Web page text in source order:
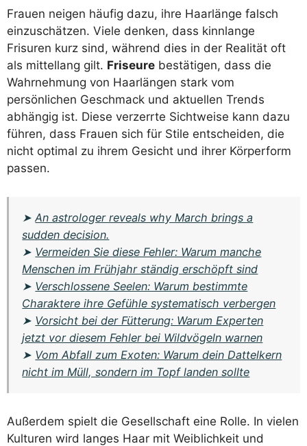
Frauen neigen häufig dazu, ihre Haarlänge falsch
einzuschätzen. Viele denken, dass kinnlange
Frisuren kurz sind, während dies in der Realität oft
als mittellang gilt. Friseure bestätigen, dass die
Wahrnehmung von Haarlängen stark vom
persönlichen Geschmack und aktuellen Trends
abhängig ist. Diese verzerrte Sichtweise kann dazu
führen, dass Frauen sich für Stile entscheiden, die
nicht optimal zu ihrem Gesicht und ihrer Körperform
passen.
➤An astrologer reveals why March brings a
sudden decision.
➤ Vermeiden Sie diese Fehler: Warum manche
Menschen im Frühjahr ständig erschöpft sind
➤ Verschlossene Seelen: Warum bestimmte
Charaktere ihre Gefühle systematisch verbergen
➤ Vorsicht bei der Fütterung: Warum Experten
jetzt vor diesem Fehler bei Wildvögeln warnen
➤ Vom Abfall zum Exoten: Warum dein Dattelkern
nicht im Müll, sondern im Topf landen sollte
Außerdem spielt die Gesellschaft eine Rolle. In vielen
Kulturen wird langes Haar mit Weiblichkeit und